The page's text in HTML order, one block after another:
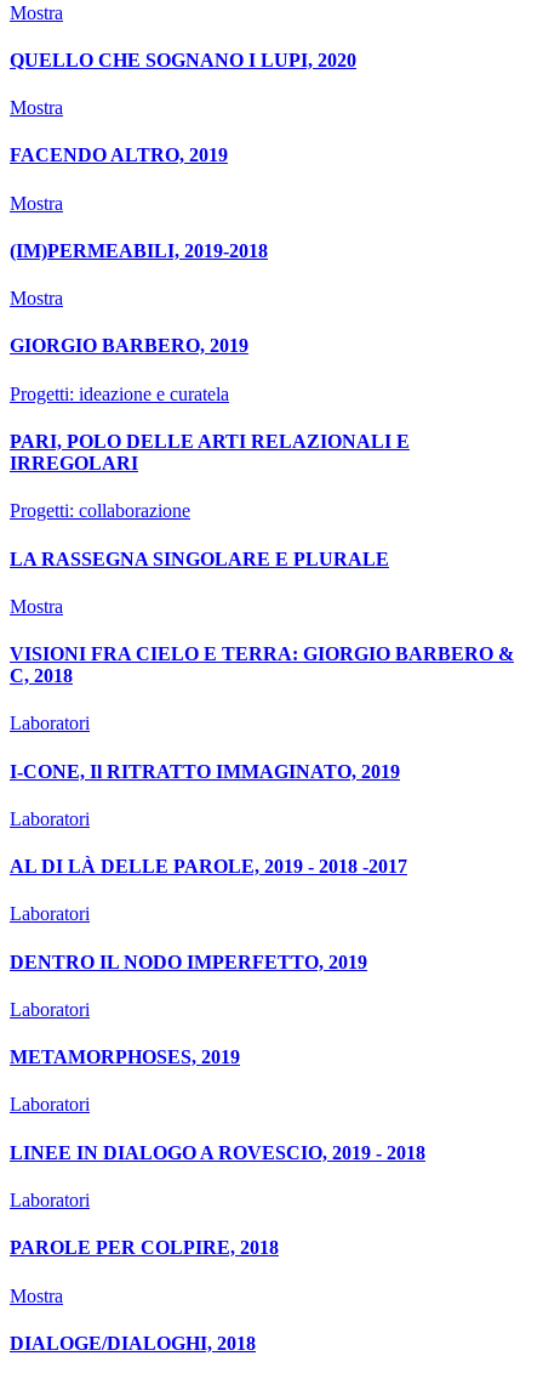
Mostra
QUELLO CHE SOGNANO I LUPI, 2020
Mostra
FACENDO ALTRO, 2019
Mostra
(IM)PERMEABILI, 2019-2018
Mostra
GIORGIO BARBERO, 2019
Progetti: ideazione e curatela
PARI, POLO DELLE ARTI RELAZIONALI E
IRREGOLARI
Progetti: collaborazione
LA RASSEGNA SINGOLARE E PLURALE
Mostra
VISIONI FRA CIELO E TERRA: GIORGIO BARBERO &
C, 2018
Laboratori
I-CONE, Il RITRATTO IMMAGINATO, 2019
Laboratori
AL DI LÀ DELLE PAROLE, 2019 - 2018 -2017
Laboratori
DENTRO IL NODO IMPERFETTO, 2019
Laboratori
METAMORPHOSES, 2019
Laboratori
LINEE IN DIALOGO A ROVESCIO, 2019 - 2018
Laboratori
PAROLE PER COLPIRE, 2018
Mostra
DIALOGE/DIALOGHI, 2018